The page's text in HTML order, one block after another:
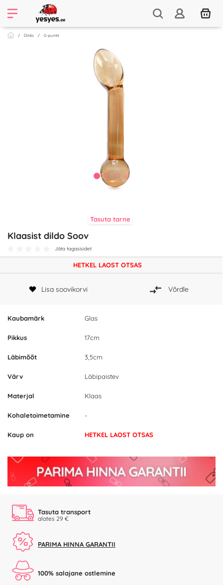
Dildo G-punkt
Tasuta tarne
Klaasist dildo Soov
Jäta tagasisidet
Kaubamärk Glas
Pikkus 17cm
Läbimõõt 3,5cm
Värv Läbipaistev
Materjal Klaas
Kohaletoimetamine -
Kaup on HETKEL LAOST OTSAS
HETKEL LAOST OTSAS
Lisa soovikorvi Võrdle
Tasuta transport
alates 29 €
PARIMA HINNA GARANTII
100% salajane ostlemine